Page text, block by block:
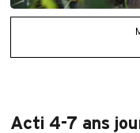
Acti 4-7 ans